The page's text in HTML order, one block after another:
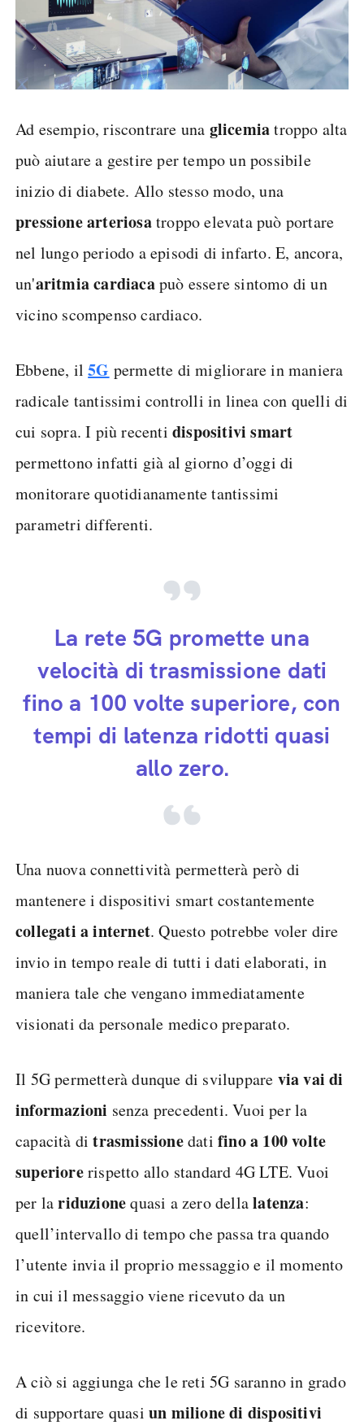
Ad esempio, riscontrare una glicemiatroppo alta
può aiutare a gestire per tempo un possibile
inizio di diabete. Allo stesso modo, una
pressione arteriosatroppo elevata può portare
nel lungo periodo a episodi di infarto. E, ancora,
un'aritmia cardiacapuò essere sintomo di un
vicino scompenso cardiaco.
Ebbene, il5G permette di migliorare in maniera
radicale tantissimi controlli in linea con quelli di
cui sopra. I più recenti dispositivi smart
permettono infatti già al giorno d’oggi di
monitorare quotidianamente tantissimi
parametri differenti.
La rete 5G promette una
velocità di trasmissione dati
fino a 100 volte superiore, con
tempi di latenza ridotti quasi
allo zero.
Una nuova connettività permetterà però di
mantenere i dispositivi smart costantemente
collegati a internet. Questo potrebbe voler dire
invio in tempo reale di tutti i dati elaborati, in
maniera tale che vengano immediatamente
visionati da personale medico preparato.
Il 5G permetterà dunque di sviluppare via vai di
informazioni senza precedenti. Vuoi per la
capacità ditrasmissionedatifino a 100 volte
superiorerispetto allo standard 4G LTE. Vuoi
per lariduzionequasi a zero dellalatenza:
quell’intervallo di tempo che passa tra quando
l’utente invia il proprio messaggio e il momento
in cui il messaggio viene ricevuto da un
ricevitore.
A ciò si aggiunga che le reti 5G saranno in grado
di supportare quasi un milione di dispositivi